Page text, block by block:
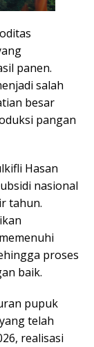
panen.
salah
besar
pangan
Hasan
nasional
tahun.
proses
baik.
pupuk
telah
realisasi